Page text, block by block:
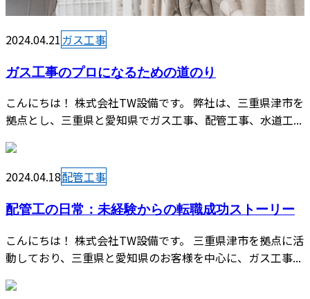
2024.04.21 ガス工事
ガス工事のプロになるための道のり
こんにちは！ 株式会社TW設備です。 弊社は、三重県津市を
拠点とし、三重県と愛知県でガス工事、配管工事、水道工...
2024.04.18配管工事
配管工の日常：未経験からの転職成功ストーリー
こんにちは！ 株式会社TW設備です。 三重県津市を拠点に活
動しており、三重県と愛知県のお客様を中心に、ガス工事...